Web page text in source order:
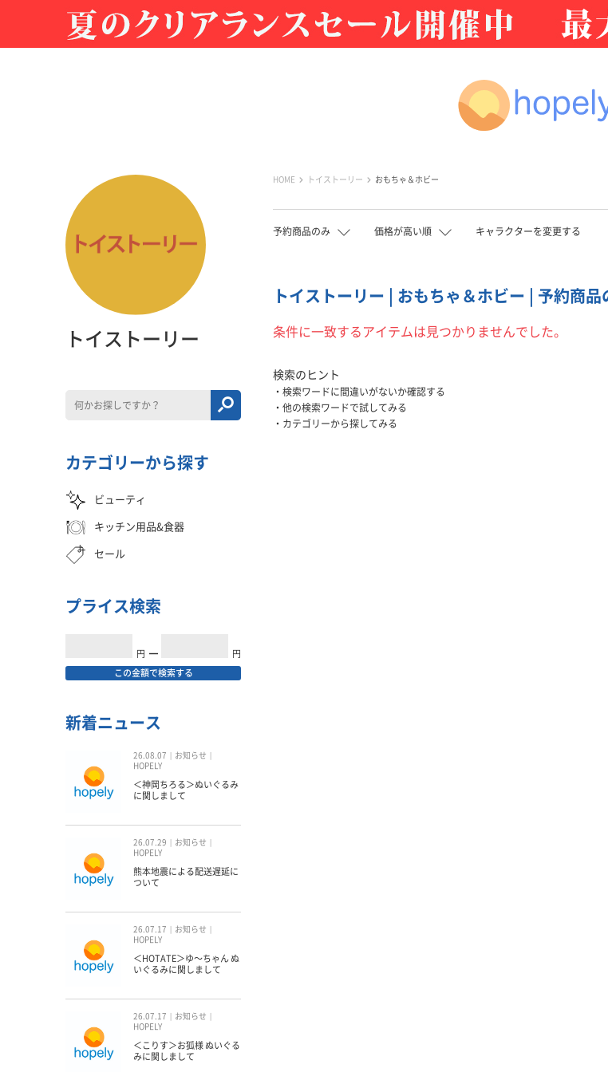
HOME トイストーリー おもちゃ＆ホビー
予約商品のみ 価格が高い順 キャラクターを変更する
トイストーリー | おもちゃ＆ホビー | 予約商
条件に一致するアイテムは見つかりませんでした。
検索のヒント
検索ワードに間違いがないか確認する
他の検索ワードで試してみる
カテゴリーから探してみる
トイストーリー
カテゴリーから探す
ビューティ
キッチン用品&食器
セール
プライス検索
円 ━ 円
この金額で検索する
新着ニュース
26.08.07
お知らせ
HOPELY
＜神岡ちろる＞ぬいぐるみ
に関しまして
26.07.29
お知らせ
HOPELY
熊本地震による配送遅延に
ついて
26.07.17
お知らせ
HOPELY
＜HOTATE＞ゆ〜ちゃん ぬ
いぐるみに関しまして
26.07.17
お知らせ
HOPELY
＜こりす＞お狐様 ぬいぐる
みに関しまして